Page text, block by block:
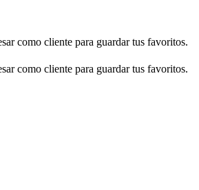
como cliente para guardar tus favoritos.
como cliente para guardar tus favoritos.